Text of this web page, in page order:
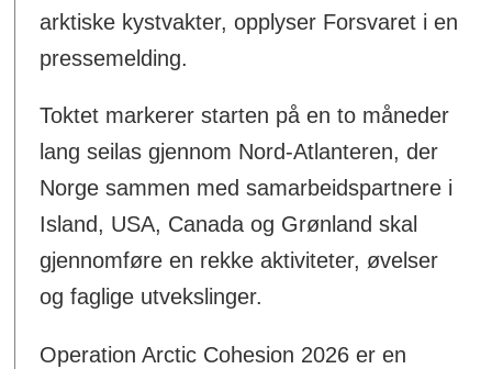
arktiske kystvakter, opplyser Forsvaret i en
pressemelding.
Toktet markerer starten på en to måneder
lang seilas gjennom Nord-Atlanteren, der
Norge sammen med samarbeidspartnere i
Island, USA, Canada og Grønland skal
gjennomføre en rekke aktiviteter, øvelser
og faglige utvekslinger.
Operation Arctic Cohesion 2026 er en